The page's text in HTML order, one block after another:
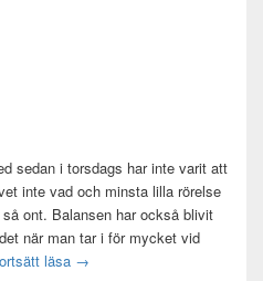
sedan i torsdags har inte varit att
inte vad och minsta lilla rörelse
ont. Balansen har också blivit
när man tar i för mycket vid
läsa Träningsvärken från helvetet
→